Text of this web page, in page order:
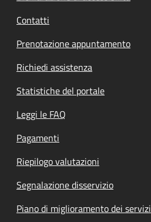
Contatti
Prenotazione appuntamento
Richiedi assistenza
Statistiche del portale
Leggi le FAQ
Pagamenti
Riepilogo valutazioni
Segnalazione disservizio
Piano di miglioramento dei servizi